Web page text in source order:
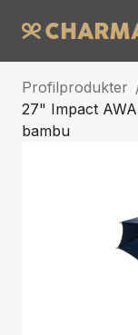
Profilprodukter
27" Impact
bambu